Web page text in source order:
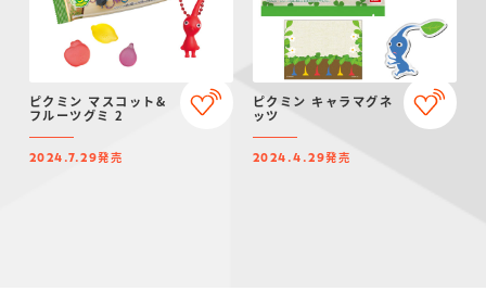
ピクミン マスコット&
フルーツグミ 2
2024.7.29発売
ピクミン キャラマグネ
ッツ
2024.4.29発売